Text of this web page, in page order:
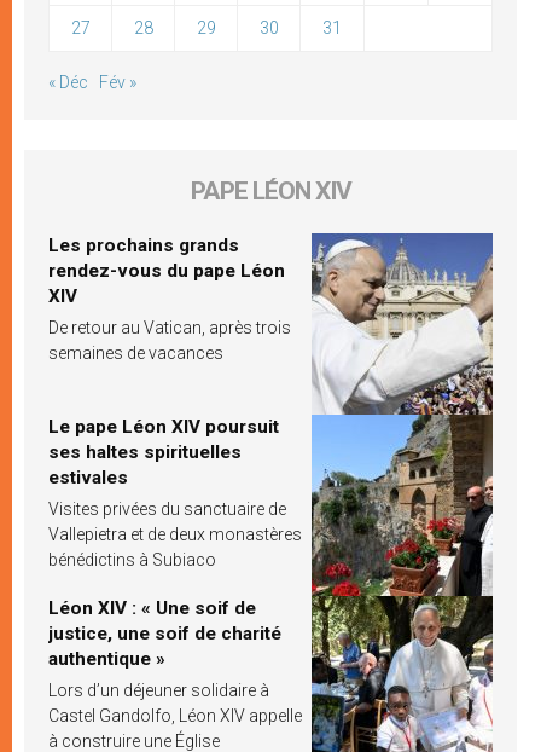
27 28 29 30 31
« Déc Fév »
PAPE LÉON XIV
Les prochains grands
rendez-vous du pape Léon
XIV
De retour au Vatican, après trois
semaines de vacances
Le pape Léon XIV poursuit
ses haltes spirituelles
estivales
Visites privées du sanctuaire de
Vallepietra et de deux monastères
bénédictins à Subiaco
Léon XIV : « Une soif de
justice, une soif de charité
authentique »
Lors d’un déjeuner solidaire à
Castel Gandolfo, Léon XIV appelle
à construire une Église